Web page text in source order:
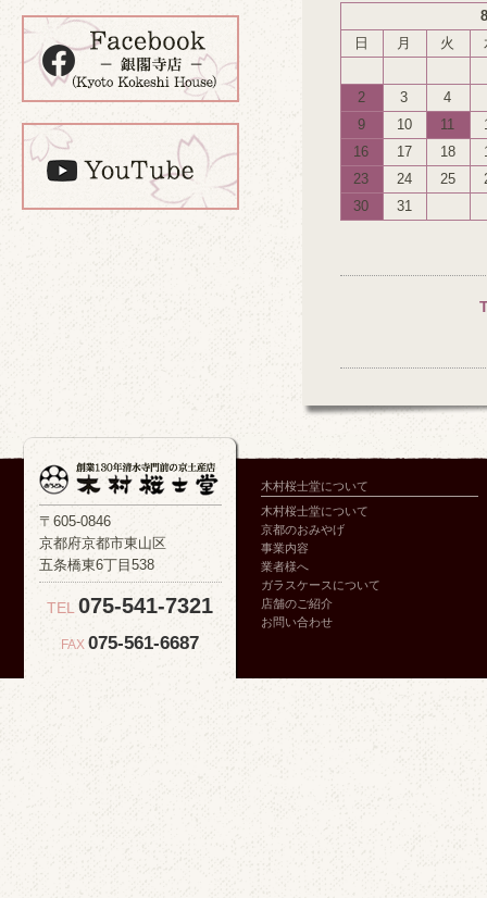
日
月 火
2 3
4
9
10 11
16
17 18
23
24 25
30
31
〒605-0846
京都府京都市東山区
五条橋東6丁目538
TEL075-541-7321
FAX075-561-6687
木村桜士堂について
木村桜士堂について
京都のおみやげ
事業内容
業者様へ
ガラスケースについて
店舗のご紹介
お問い合わせ